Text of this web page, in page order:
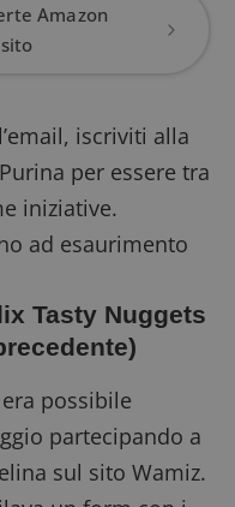
Amazon
iscriviti alla
per essere tra
iniziative.
ad esaurimento
Tasty Nuggets
possibile
partecipando a
sul sito Wamiz.